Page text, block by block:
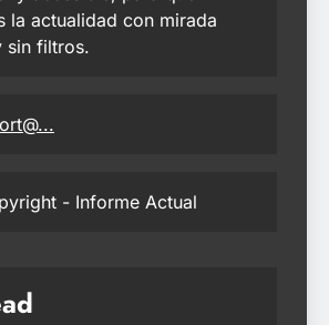
la actualidad con mirada
sin filtros.
- Informe Actual